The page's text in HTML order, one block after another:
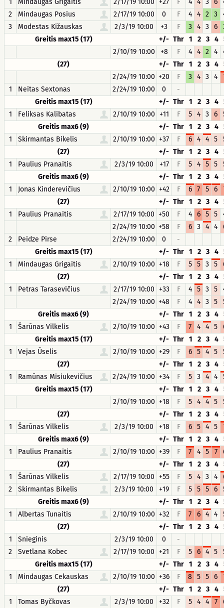
1 Mindaugas Grigaitis 2/17/19 10:00 +27 F 4 4 3 6
2
Mindaugas Posius 2/17/19 10:00 0 F 4 4 2 3
3
Modestas Kižauskas 2/3/19 10:00 +3 F 3 4 3 6
Greitis max15 (17)
+/- Thr 1 2 3 4
2/10/19 10:00
+8 F 4 4 2 4
(27)
+/- Thr 1 2 3 4
2/24/19 10:00 +20 F 3 4 3 4
1
Neitas Sextonas 2/24/19 10:00 0
-
Greitis max15 (17)
+/- Thr 1 2 3 4
1
Feliksas Kalibatas 2/10/19 10:00 +11 F 5 4 3 6
Greitis max6 (9)
+/- Thr 1 2 3 4
1
Skirmantas Bikelis 2/10/19 10:00 +37 F 6 4 4 5
(27)
+/- Thr 1 2 3 4
1
Paulius Pranaitis 2/3/19 10:00 +17 F 5 4 5 5
Greitis max6 (9)
+/- Thr 1 2 3 4
1
Jonas Kinderevičius 2/10/19 10:00 +42 F 6 7 5 6
(27)
+/- Thr 1 2 3 4
1
Paulius Pranaitis 2/17/19 10:00 +50 F 4 6 5 5
2/24/19 10:00 +58 F 6 3 4 4
2
Peidze Pirse 2/24/19 10:00 0
-
Greitis max15 (17)
+/- Thr 1 2 3 4
1
Mindaugas Grigaitis 2/10/19 10:00 +18 F 5 5 3 5
(27)
+/- Thr 1 2 3 4
1
Petras Tarasevičius 2/17/19 10:00 +33 F 4 5 3 5
2/24/19 10:00 +48 F 4 4 3 5
Greitis max6 (9)
+/- Thr 1 2 3 4
1
Šarūnas Vilkelis 2/10/19 10:00 +43 F 7 4 4 5
Greitis max15 (17)
+/- Thr 1 2 3 4
1
Vejas Ūselis 2/10/19 10:00 +29 F 6 5 4 5
(27)
+/- Thr 1 2 3 4
1
Ramūnas Misiukevičius 2/24/19 10:00 +34 F 5 3 4 4
Greitis max15 (17)
+/- Thr 1 2 3 4
2/10/19 10:00 +18 F 5 4 4 5
(27)
+/- Thr 1 2 3 4
1
Šarūnas Vilkelis 2/3/19 10:00 +18 F 6 5 4 5
Greitis max6 (9)
+/- Thr 1 2 3 4
1
Paulius Pranaitis 2/10/19 10:00 +39 F 7 4 5 7
(27)
+/- Thr 1 2 3 4
1
Šarūnas Vilkelis 2/17/19 10:00 +55 F 5 4 3 4
2
Skirmantas Bikelis 2/3/19 10:00 +19 F 5 5 5 6
Greitis max6 (9)
+/- Thr 1 2 3 4
1
Albertas Tunaitis 2/10/19 10:00 +32 F 7 6 4 4
(27)
+/- Thr 1 2 3 4
1
Snieginis 2/3/19 10:00 0
-
2
Svetlana Kobec 2/17/19 10:00 +21 F 5 6 4 5
Greitis max15 (17)
+/- Thr 1 2 3 4
1
Mindaugas Cekauskas 2/10/19 10:00 +36 F 8 5 5 6
(27)
+/- Thr 1 2 3 4
1
Tomas Byčkovas 2/3/19 10:00 +32 F 5 4 4 7